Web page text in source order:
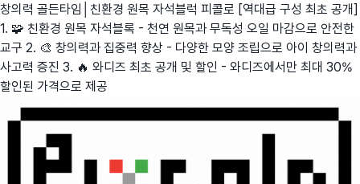
창의력 골든타임│친환경 원목 자석블럭 피콜로 [역대급 구성 최초 공개]
1. 🧩 친환경 원목 자석블록 - 천연 원목과 무독성 오일 마감으로 안전한
교구 2. 🎨 창의력과 집중력 향상 - 다양한 모양 조립으로 아이 창의력과
사고력 증진 3. 🔥 와디즈 최초 공개 및 할인 - 와디즈에서만 최대 30%
할인된 가격으로 제공